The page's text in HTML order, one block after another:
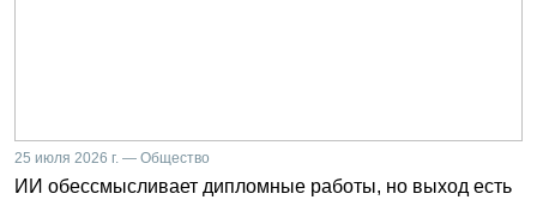
25 июля 2026 г. — Общество
ИИ обессмысливает дипломные работы, но выход есть